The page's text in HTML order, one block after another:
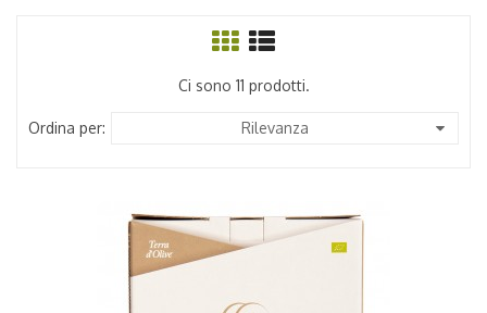
Ci sono 11 prodotti.
Ordina per: Rilevanza